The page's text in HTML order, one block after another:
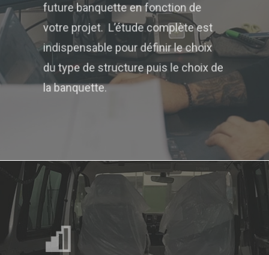
future banquette en fonction de
votre projet. L’étude complète est
indispensable pour définir le choix
du type de structure puis le choix de
la banquette.